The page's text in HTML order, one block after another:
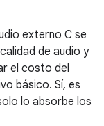
externo C se
de audio y
el costo del
básico. Sí, es
lo absorbe los